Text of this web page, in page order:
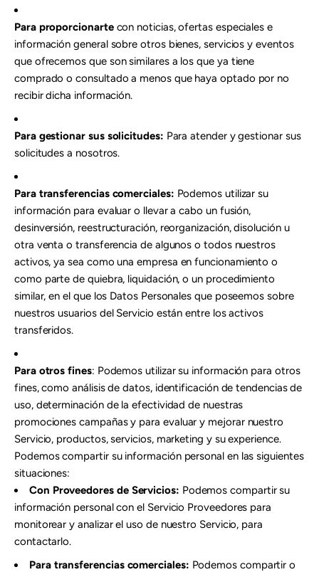
Para proporcionartecon noticias, ofertas especiales e
información general sobre otros bienes, servicios y eventos
que ofrecemos que son similares a los que ya tiene
comprado o consultado a menos que haya optado por no
recibir dicha información.
Para gestionar sus solicitudes: Para atender y gestionar sus
solicitudes a nosotros.
Para transferencias comerciales: Podemos utilizar su
información para evaluar o llevar a cabo un fusión,
desinversión, reestructuración, reorganización, disolución u
otra venta o transferencia de algunos o todos nuestros
activos, ya sea como una empresa en funcionamiento o
como parte de quiebra, liquidación, o un procedimiento
similar, en el que los Datos Personales que poseemos sobre
nuestros usuarios del Servicio están entre los activos
transferidos.
Para otros fines: Podemos utilizar su información para otros
fines, como análisis de datos, identificación de tendencias de
uso, determinación de la efectividad de nuestras
promociones campañas y para evaluar y mejorar nuestro
Servicio, productos, servicios, marketing y su experience.
Podemos compartir su información personal en las siguientes
situaciones:
Con Proveedores de Servicios: Podemos compartir su
información personal con el Servicio Proveedores para
monitorear y analizar el uso de nuestro Servicio, para
contactarlo.
Para transferencias comerciales: Podemos compartir o